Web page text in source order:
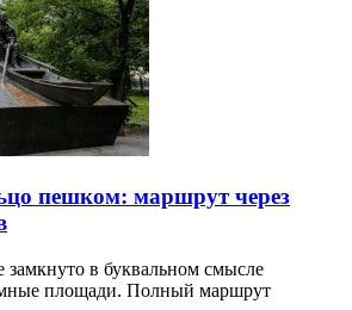
пешком: маршрут через
замкнуто в буквальном смысле
площади. Полный маршрут